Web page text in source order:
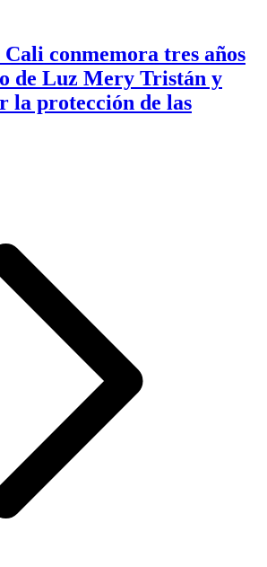
conmemora tres años
de Luz Mery Tristán y
la protección de las